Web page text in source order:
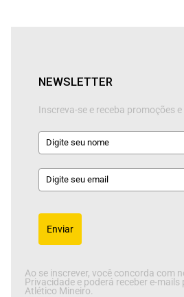
NEWSLETTER
Inscreva-se e receba promoções
Enviar
Ao se inscrever, você concorda com
Privacidade e poderá receber e-
Atlético Mineiro.